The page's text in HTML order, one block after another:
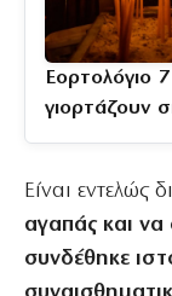
Εορτολόγιο
γιορτάζουν
Είναι εντελώς
αγαπάς και να
συνδέθηκε